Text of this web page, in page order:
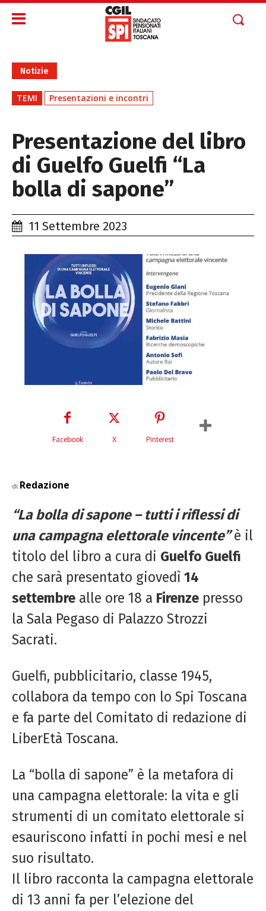
Notizie
TEMI Presentazioni e incontri
Presentazione del libro
di Guelfo Guelfi “La
bolla di sapone”
11 Settembre 2023
Facebook X Pinterest
di Redazione
“La bolla di sapone – tutti i riflessi di
una campagna elettorale vincente”è il
titolo del libro a cura di Guelfo Guelfi
che sarà presentato giovedì 14
settembre alle ore 18 a Firenze presso
la Sala Pegaso di Palazzo Strozzi
Sacrati.
Guelfi, pubblicitario, classe 1945,
collabora da tempo con lo Spi Toscana
e fa parte del Comitato di redazione di
LiberEtà Toscana.
La “bolla di sapone” è la metafora di
una campagna elettorale: la vita e gli
strumenti di un comitato elettorale si
esauriscono infatti in pochi mesi e nel
suo risultato.
Il libro racconta la campagna elettorale
di 13 anni fa per l’elezione del